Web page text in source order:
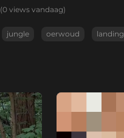
(0 views vandaag)
jungle oerwoud landing